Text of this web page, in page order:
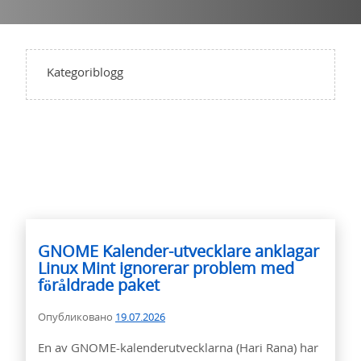
Kategoriblogg
GNOME Kalender-utvecklare anklagar
Linux Mint ignorerar problem med
föråldrade paket
Опубликовано 19.07.2026
En av GNOME-kalenderutvecklarna (Hari Rana) har